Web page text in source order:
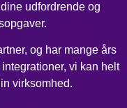
udfordrende og
og har mange års
vi kan helt
virksomhed.